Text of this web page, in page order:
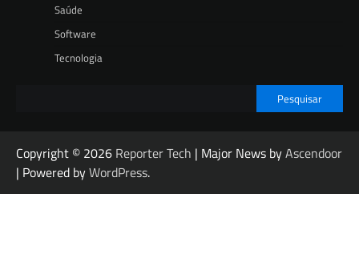
Saúde
Software
Tecnologia
Pesquisar
Copyright © 2026 Reporter Tech | Major News byAscendoor
| Powered byWordPress.